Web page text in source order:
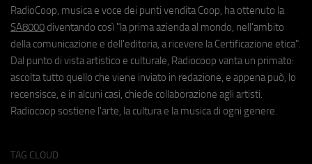
RadioCoop, musica e voce dei punti vendita Coop, ha ottenuto la
SA8000 diventando così "la prima azienda al mondo, nell'ambito
della comunicazione e dell'editoria, a ricevere la Certificazione etica".
Dal punto di vista artistico e culturale, Radiocoop vanta un primato:
ascolta tutto quello che viene inviato in redazione, e appena può, lo
recensisce, e in alcuni casi, chiede collaborazione agli artisti.
Radiocoop sostiene l'arte, la cultura e la musica di ogni genere.
TAG CLOUD